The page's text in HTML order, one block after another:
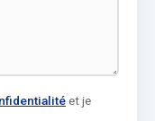
et je